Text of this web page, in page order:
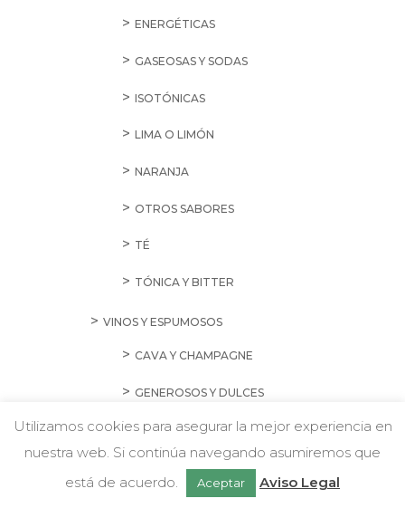
ENERGÉTICAS
GASEOSAS Y SODAS
ISOTÓNICAS
LIMA O LIMÓN
NARANJA
OTROS SABORES
TÉ
TÓNICA Y BITTER
VINOS Y ESPUMOSOS
CAVA Y CHAMPAGNE
GENEROSOS Y DULCES
SIDRA Y SANGRÍA
Chatea con nosotros
Utilizamos cookies para asegurar la mejor experiencia en
nuestra web. Si continúa navegando asumiremos que
está de acuerdo.
Aceptar Aviso Legal